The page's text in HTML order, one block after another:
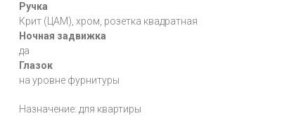
Ручка
Крит (ЦАМ), хром, розетка квадратная
Ночная задвижка
да
Глазок
на уровне фурнитуры
Назначение: для квартиры